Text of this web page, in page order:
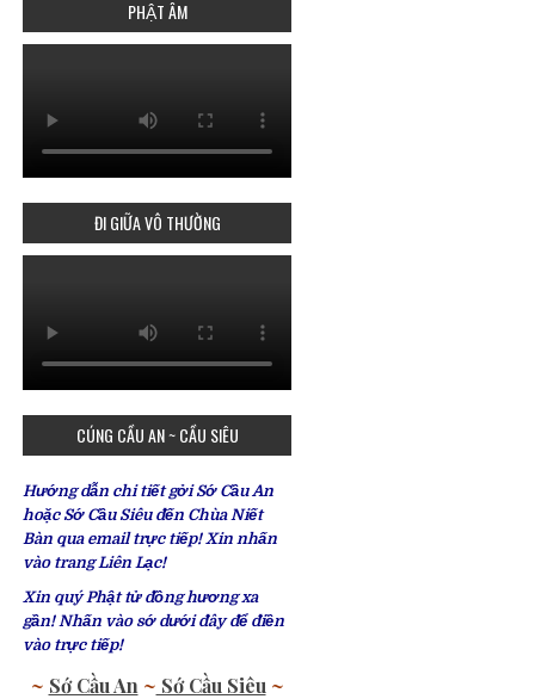
PHẬT ÂM
ĐI GIỮA VÔ THƯỜNG
CÚNG CẦU AN ~ CẦU SIÊU
Hướng dẫn chi tiết gởi Sớ Cầu An
hoặc Sớ Cầu Siêu đến Chùa Niết
Bàn qua email trực tiếp! Xin nhấn
vào trang Liên Lạc!
Xin quý Phật tử đồng hương xa
gần! Nhấn vào sớ dưới đây để điền
vào trực tiếp!
~ Sớ Cầu An ~ Sớ Cầu Siêu ~